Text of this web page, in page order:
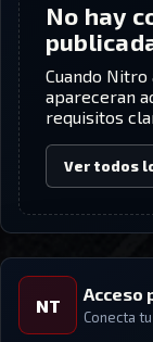
No hay
Cuando
apareceran
requisitos
Ver todos
NT
Acceso
Conecta